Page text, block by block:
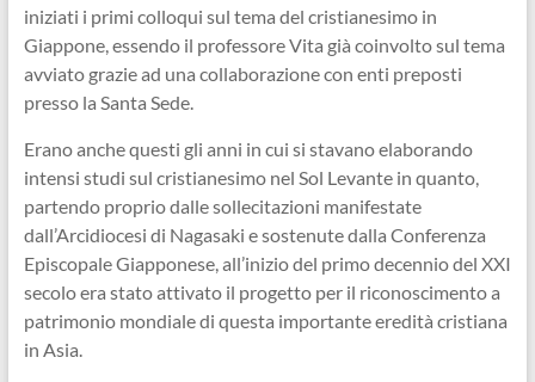
iniziati i primi colloqui sul tema del cristianesimo in
Giappone, essendo il professore Vita già coinvolto sul tema
avviato grazie ad una collaborazione con enti preposti
presso la Santa Sede.
Erano anche questi gli anni in cui si stavano elaborando
intensi studi sul cristianesimo nel Sol Levante in quanto,
partendo proprio dalle sollecitazioni manifestate
dall’Arcidiocesi di Nagasaki e sostenute dalla Conferenza
Episcopale Giapponese, all’inizio del primo decennio del XXI
secolo era stato attivato il progetto per il riconoscimento a
patrimonio mondiale di questa importante eredità cristiana
in Asia.